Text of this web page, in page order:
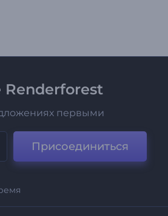
Renderforest
первыми
Присоединиться